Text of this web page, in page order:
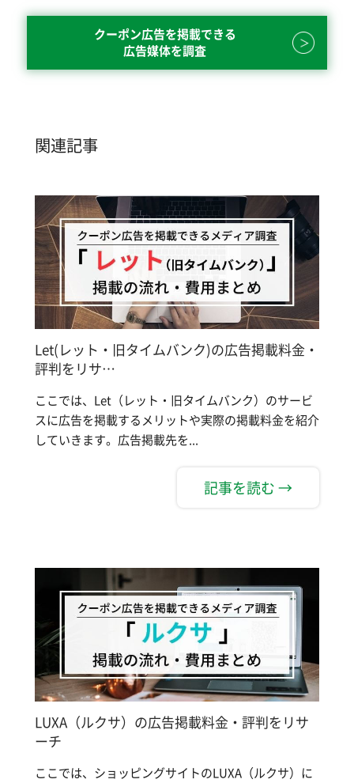
クーポン広告を掲載できる
広告媒体を調査
関連記事
Let(レット・旧タイムバンク)の広告掲載料金・
評判をリサ…
ここでは、Let（レット・旧タイムバンク）のサービ
スに広告を掲載するメリットや実際の掲載料金を紹介
していきます。広告掲載先を...
記事を読む →
LUXA（ルクサ）の広告掲載料金・評判をリサ
ーチ
ここでは、ショッピングサイトのLUXA（ルクサ）に